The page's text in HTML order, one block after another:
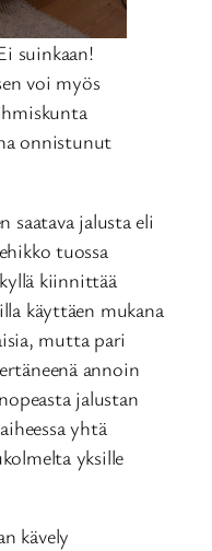
suinkaan!
voi myös
onnistunut
saatava jalusta eli
tuossa
kiinnittää
käyttäen mukana
mutta pari
annoin
jalustan
yhtä
yksille
kävely